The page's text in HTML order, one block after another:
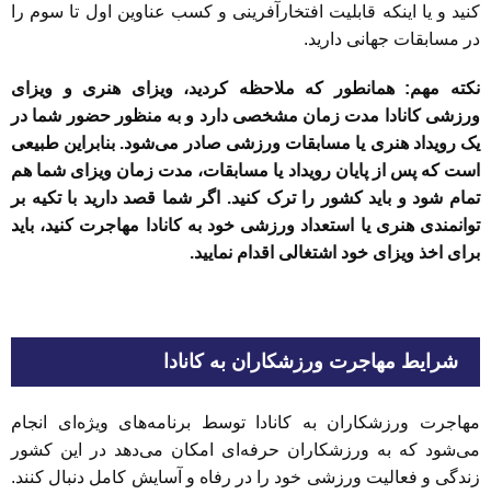
کنید و یا اینکه قابلیت افتخارآفرینی و کسب عناوین اول تا سوم را
در مسابقات جهانی دارید.
نکته مهم:همانطور که ملاحظه کردید، ویزای هنری و ویزای
ورزشی کانادا مدت زمان مشخصی دارد و به منظور حضور شما در
یک رویداد هنری یا مسابقات ورزشی صادر می‌شود. بنابراین طبیعی
است که پس از پایان رویداد یا مسابقات، مدت زمان ویزای شما هم
تمام شود و باید کشور را ترک کنید. اگر شما قصد دارید با تکیه بر
توانمندی هنری یا استعداد ورزشی خود به کانادا مهاجرت کنید، باید
برای اخذ ویزای خود اشتغالی اقدام نمایید.
شرایط مهاجرت ورزشکاران به کانادا
مهاجرت ورزشکاران به کانادا توسط برنامه‌های ویژه‌ای انجام
می‌شود که به ورزشکاران حرفه‌ای امکان می‌دهد در این کشور
زندگی و فعالیت ورزشی خود را در رفاه و آسایش کامل دنبال کنند.